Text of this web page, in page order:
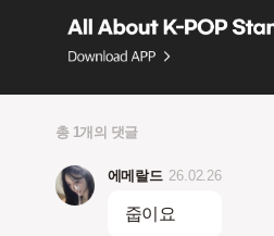
총 1개의 댓글
에메랄드 26.02.26
줍이요